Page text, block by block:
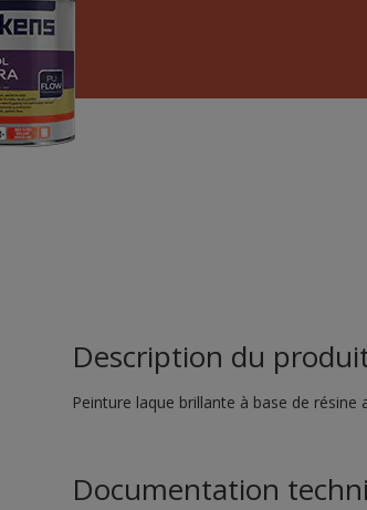
Description du
Peinture laque brillante à base de résine
Documentation